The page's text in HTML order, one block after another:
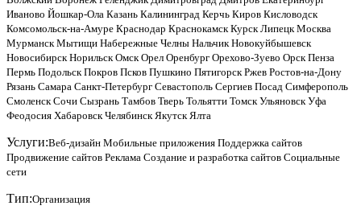
Иваново Йошкар-Ола Казань Калининград Керчь Киров Кисловодск
Комсомольск-на-Амуре Краснодар Краснокамск Курск Липецк Москва
Мурманск Мытищи Набережные Челны Нальчик Новокуйбышевск
Новосибирск Норильск Омск Орел Оренбург Орехово-Зуево Орск Пенза
Пермь Подольск Покров Псков Пушкино Пятигорск Ржев Ростов-на-Дону
Рязань Самара Санкт-Петербург Севастополь Сергиев Посад Симферополь
Смоленск Сочи Сызрань Тамбов Тверь Тольятти Томск Ульяновск Уфа
Феодосия Хабаровск Челябинск Якутск Ялта
Услуги:Веб-дизайн Мобильные приложения Поддержка сайтов
Продвижение сайтов Реклама Создание и разработка сайтов Социальные
сети
Тип:Организация